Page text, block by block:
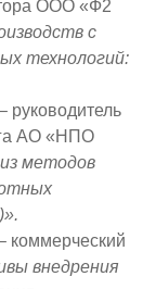
ООО «Ф2
с
технологий:
руководитель
АО «НПО
методов
коммерческий
внедрения